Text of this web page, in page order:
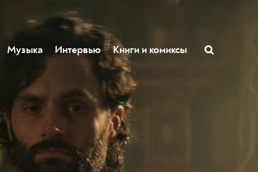
Музыка Интервью Книги и комиксы